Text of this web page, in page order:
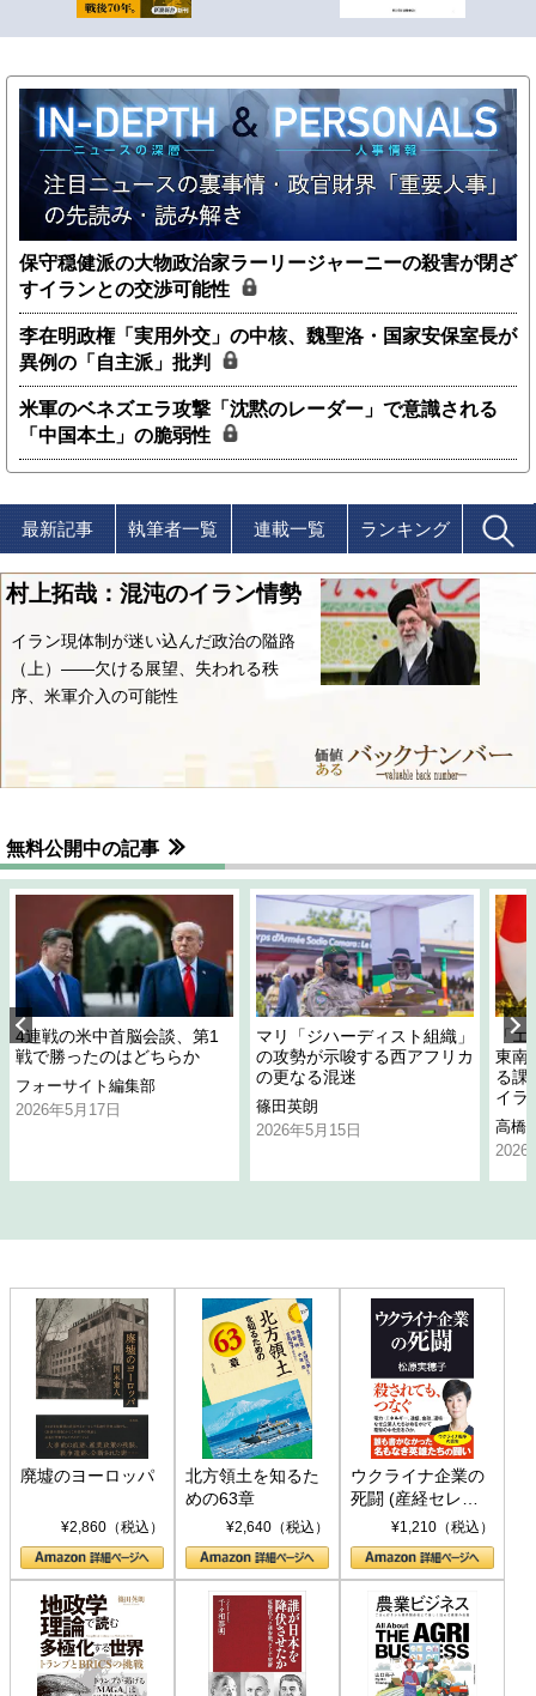
保守穏健派の大物政治家ラーリージャーニーの殺害が閉ざ
すイランとの交渉可能性
李在明政権「実用外交」の中核、魏聖洛・国家安保室長が
異例の「自主派」批判
米軍のベネズエラ攻撃「沈黙のレーダー」で意識される
「中国本土」の脆弱性
最新記事 執筆者一覧 連載一覧 ランキング
村上拓哉：混沌のイラン情勢
イラン現体制が迷い込んだ政治の隘路
（上）――欠ける展望、失われる秩
序、米軍介入の可能性
無料公開中の記事
4連戦の米中首脳会談、第1
戦で勝ったのはどちらか
フォーサイト編集部
2026年5月17日
マリ「ジハーディスト組織」
の攻勢が示唆する西アフリカ
の更なる混迷
篠田英朗
2026年5月15日
「
東南
る課
イラ
高橋
2026
廃墟のヨーロッパ
¥2,860（税込）
北方領土を知るた
めの63章
¥2,640（税込）
ウクライナ企業の
死闘 (産経セレク
ト S 039)¥1,210（税込）